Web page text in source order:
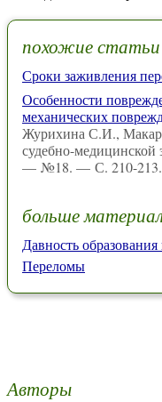
похожие статьи
Сроки заживления
Особенности
механических
Журихина С.И.,
судебно-
— №18. — С. 210-213.
больше
Давность
Переломы
Авторы